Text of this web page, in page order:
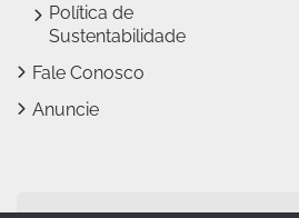
Política de
Sustentabilidade
Fale Conosco
Anuncie